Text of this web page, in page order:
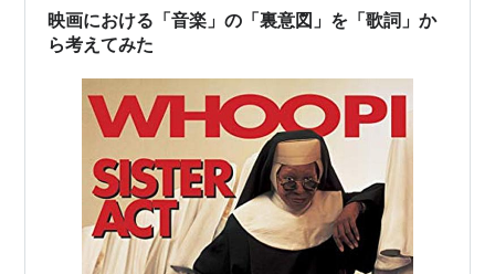
みると、当時心動いた幾つかを見つけた。読んでいない
ものも多くて…
映画における「音楽」の「裏意図」を「歌詞」か
ら考えてみた